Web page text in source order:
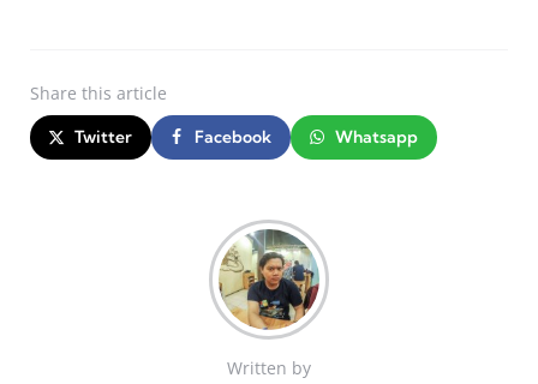
Share this article
Twitter Facebook Whatsapp
Written by